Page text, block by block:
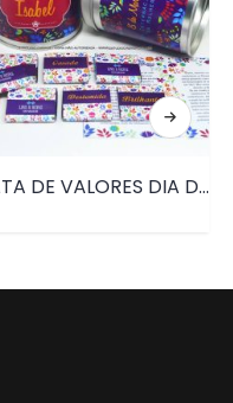
LATA DE VALORES DIA DA MULHER • PRD043